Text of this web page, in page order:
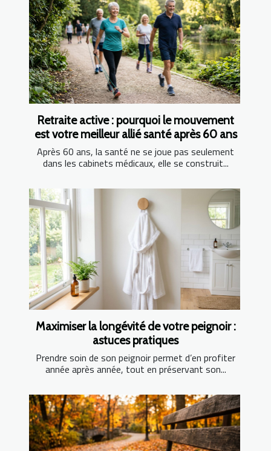
Retraite active : pourquoi le mouvement
est votre meilleur allié santé après 60 ans
Après 60 ans, la santé ne se joue pas seulement
dans les cabinets médicaux, elle se construit...
Maximiser la longévité de votre peignoir :
astuces pratiques
Prendre soin de son peignoir permet d’en profiter
année après année, tout en préservant son...